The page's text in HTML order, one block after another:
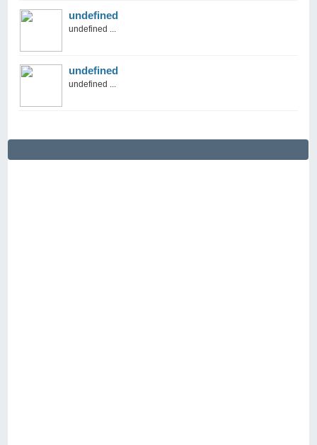
undefined
undefined ...
undefined
undefined ...